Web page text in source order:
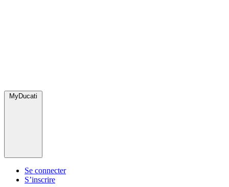
MyDucati
Se connecter
S’inscrire